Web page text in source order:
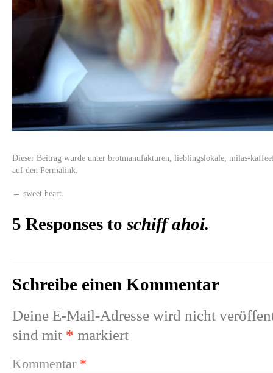
Dieser Beitrag wurde unter brotmanufakturen lieblingslokale milas-
auf den Permalink
← sweet heart.
5 Responses to schiff ahoi.
Schreibe einen Kommentar
Deine E-Mail-Adresse wird nicht
sind mit * markiert
Kommentar *